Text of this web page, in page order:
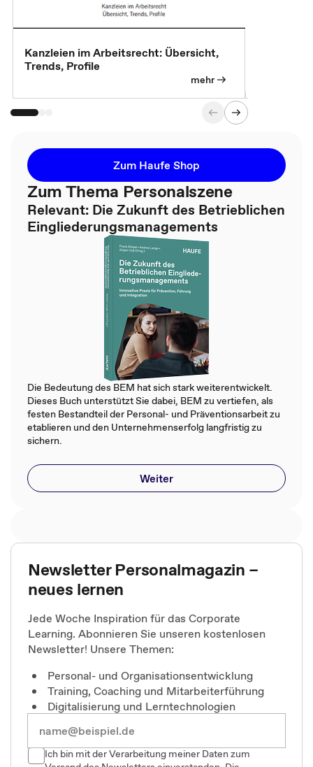
Kanzleien im Arbeitsrecht: Übersicht,
Trends, Profile
mehr
Zum Haufe Shop
Zum Thema Personalszene
Relevant: Die Zukunft des Betrieblichen
Eingliederungsmanagements
Die Bedeutung des BEM hat sich stark weiterentwickelt.
Dieses Buch unterstützt Sie dabei, BEM zu vertiefen, als
festen Bestandteil der Personal- und Präventionsarbeit zu
etablieren und den Unternehmenserfolg langfristig zu
sichern.
Weiter
Newsletter Personalmagazin –
neues lernen
Jede Woche Inspiration für das Corporate
Learning. Abonnieren Sie unseren kostenlosen
Newsletter! Unsere Themen:
Personal- und Organisationsentwicklung
Training, Coaching und Mitarbeiterführung
Digitalisierung und Lerntechnologien
Ich bin mit der Verarbeitung meiner Daten zum